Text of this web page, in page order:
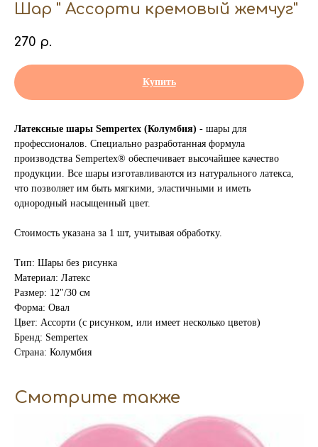
Шар " Ассорти кремовый жемчуг"
270 р.
Купить
Латексные шары Sempertex (Колумбия) - шары для
профессионалов. Специально разработанная формула
производства Sempertex® обеспечивает высочайшее качество
продукции. Все шары изготавливаются из натурального латекса,
что позволяет им быть мягкими, эластичными и иметь
однородный насыщенный цвет.
Стоимость указана за 1 шт, учитывая обработку.
Тип: Шары без рисунка
Материал: Латекс
Размер: 12"/30 см
Форма: Овал
Цвет: Ассорти (с рисунком, или имеет несколько цветов)
Бренд: Sempertex
Страна: Колумбия
Смотрите также